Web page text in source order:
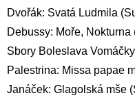
Dvořák: Svatá Ludmila
Debussy: Moře,
Sbory Boleslava
Palestrina: Missa papae
Janáček: Glagolská mše